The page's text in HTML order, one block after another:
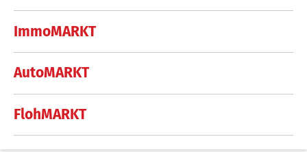
ImmoMARKT
AutoMARKT
FlohMARKT